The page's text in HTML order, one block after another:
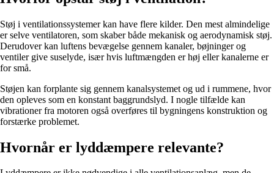
Støj i ventilationssystemer kan have flere kilder. Den mest almindelige
er selve ventilatoren, som skaber både mekanisk og aerodynamisk støj.
Derudover kan luftens bevægelse gennem kanaler, bøjninger og
ventiler give suselyde, især hvis luftmængden er høj eller kanalerne er
for små.
Støjen kan forplante sig gennem kanalsystemet og ud i rummene, hvor
den opleves som en konstant baggrundslyd. I nogle tilfælde kan
vibrationer fra motoren også overføres til bygningens konstruktion og
forstærke problemet.
Hvornår er lyddæmpere relevante?